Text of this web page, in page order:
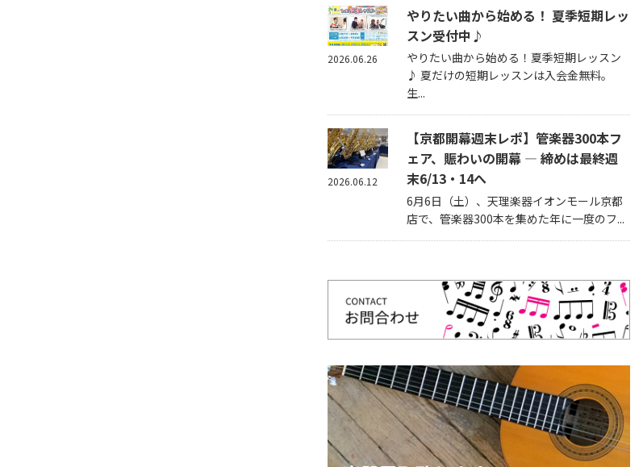
やりたい曲から始める！ 夏季短期レッ
スン受付中♪
やりたい曲から始める！夏季短期レッスン
♪ 夏だけの短期レッスンは入会金無料。
生...
2026.06.26
【京都開幕週末レポ】管楽器300本フ
ェア、賑わいの開幕 — 締めは最終週
末6/13・14へ
6月6日（土）、天理楽器イオンモール京都
店で、管楽器300本を集めた年に一度のフ...
2026.06.12